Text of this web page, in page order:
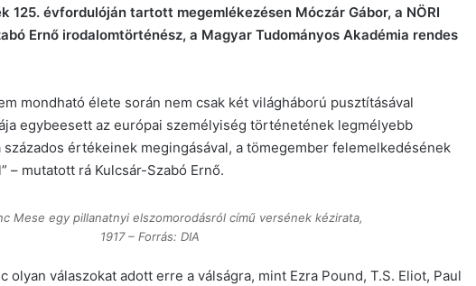
125. évfordulóján tartott megemlékezésen Móczár Gábor, a NÖRI
Ernő irodalomtörténész, a Magyar Tudományos Akadémia rendes
mondható élete során nem csak két világháború pusztításával
egybeesett az európai személyiség történetének legmélyebb
értékeinek megingásával, a tömegember felemelkedésének
– mutatott rá Kulcsár-Szabó Ernő.
Mese egy pillanatnyi elszomorodásról című versének kézirata,
1917 – Forrás: DIA
olyan válaszokat adott erre a válságra, mint Ezra Pound, T.S. Eliot, Paul